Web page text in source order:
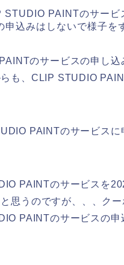
PAINTのサー
込みはしないで様子を
のサービスの申し
も、CLIP STUDIO
PAINTのサービス
PAINTのサービスを
思うのですが、、、ク
PAINTのサービスの申